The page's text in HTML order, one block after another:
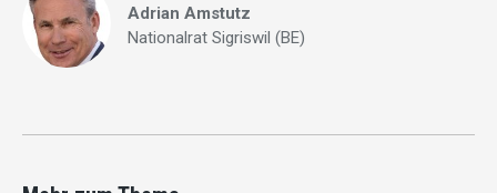
Adrian Amstutz
Nationalrat Sigriswil (BE)